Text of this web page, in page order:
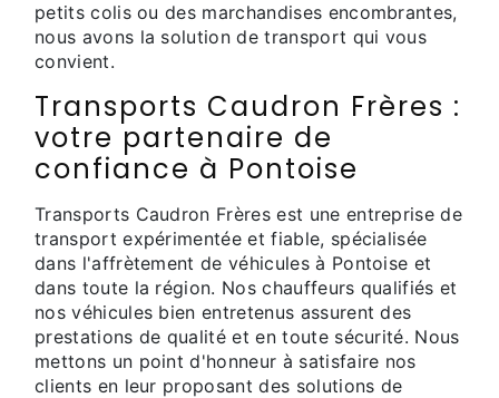
petits colis ou des marchandises encombrantes,
nous avons la solution de transport qui vous
convient.
Transports Caudron Frères :
votre partenaire de
confiance à Pontoise
Transports Caudron Frères est une entreprise de
transport expérimentée et fiable, spécialisée
dans l'affrètement de véhicules à Pontoise et
dans toute la région. Nos chauffeurs qualifiés et
nos véhicules bien entretenus assurent des
prestations de qualité et en toute sécurité. Nous
mettons un point d'honneur à satisfaire nos
clients en leur proposant des solutions de